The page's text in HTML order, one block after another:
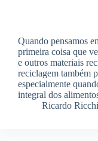
Quando pensamos
primeira coisa que
e outros materiais
reciclagem também
especialmente
integral dos
Ricardo